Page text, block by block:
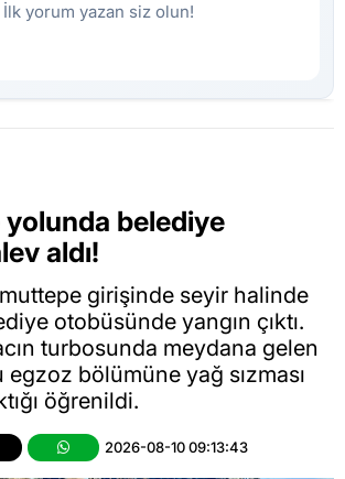
İlk yorum yazan siz olun!
belediye
aldı!
girişinde seyir halinde
otobüsünde yangın çıktı.
turbosunda meydana gelen
egzoz bölümüne yağ sızması
öğrenildi.
2026-08-10 09:13:43